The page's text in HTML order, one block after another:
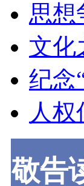
思想
文化
纪念
人权
敬告